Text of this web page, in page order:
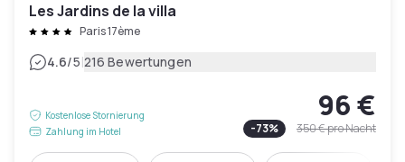
Les Jardins de la villa
Paris 17ème
4.6/5|216 Bewertungen
Kostenlose Stornierung
Zahlung im Hotel
96 €
-73% 350 €pro Nacht